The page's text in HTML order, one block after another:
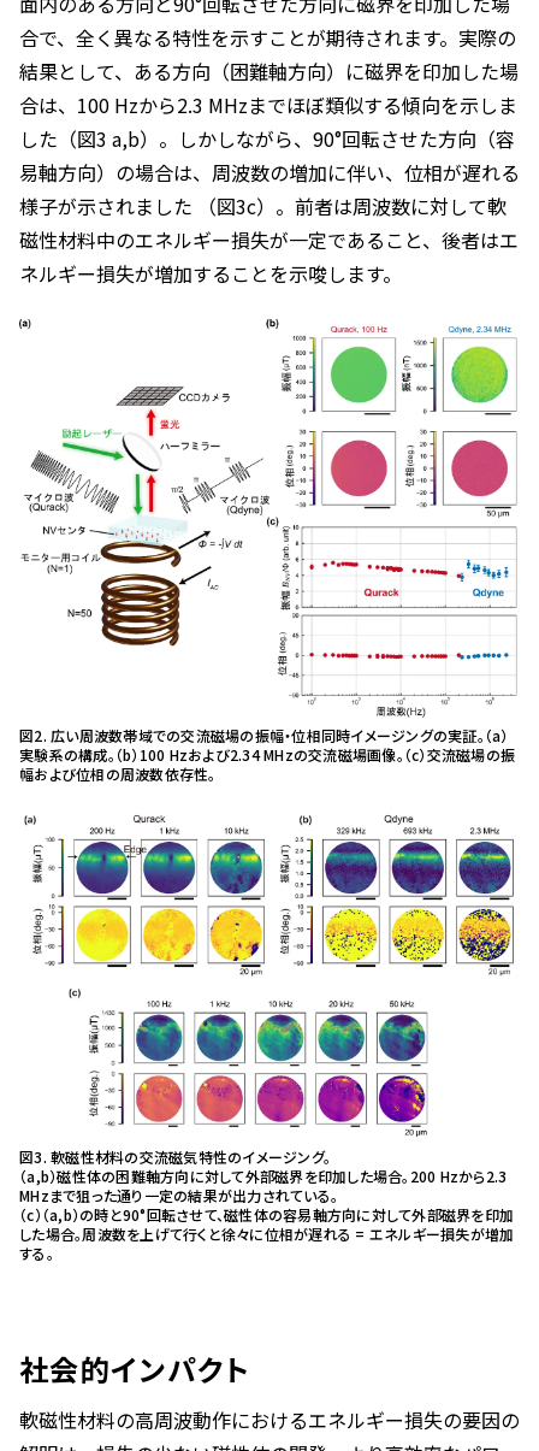
合で、全く異なる特性を示すことが期待されます。実際の
結果として、ある方向（困難軸方向）に磁界を印加した場
合は、100 Hzから2.3 MHzまでほぼ類似する傾向を示しま
した（図3 a,b）。しかしながら、90°回転させた方向（容
易軸方向）の場合は、周波数の増加に伴い、位相が遅れる
様子が示されました （図3c）。前者は周波数に対して軟
磁性材料中のエネルギー損失が一定であること、後者はエ
ネルギー損失が増加することを示唆します。
図2. 広い周波数帯域での交流磁場の振幅・位相同時イメージングの実証。（a）
実験系の構成。（b）100 Hzおよび2.34 MHzの交流磁場画像。（c）交流磁場の振
幅および位相の周波数依存性。
図3. 軟磁性材料の交流磁気特性のイメージング。
（a,b）磁性体の困難軸方向に対して外部磁界を印加した場合。200 Hzから2.3
MHzまで狙った通り一定の結果が出力されている。
（c）（a,b）の時と90°回転させて、磁性体の容易軸方向に対して外部磁界を印加
した場合。周波数を上げて行くと徐々に位相が遅れる = エネルギー損失が増加
する。
社会的インパクト
軟磁性材料の高周波動作におけるエネルギー損失の要因の